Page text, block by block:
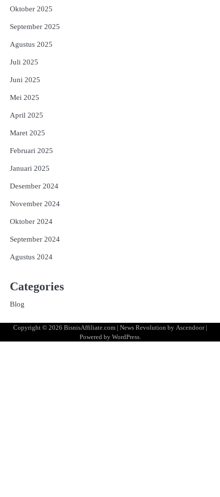
Oktober 2025
September 2025
Agustus 2025
Juli 2025
Juni 2025
Mei 2025
April 2025
Maret 2025
Februari 2025
Januari 2025
Desember 2024
November 2024
Oktober 2024
September 2024
Agustus 2024
Categories
Blog
Copyright © 2026 BisnisAffiliate.com| News Revolution by Ascendoor|
Powered by WordPress.